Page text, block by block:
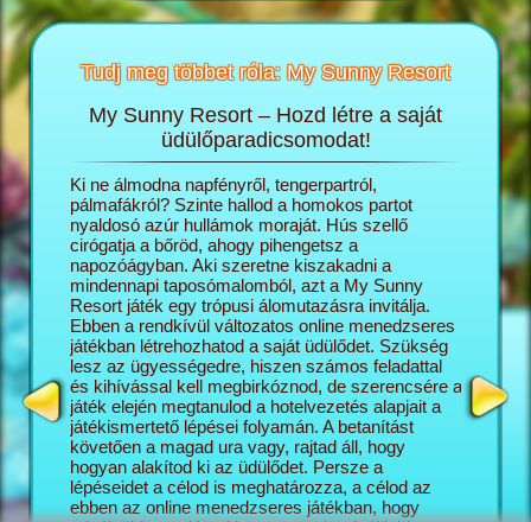
Tudj meg többet róla: My Sunny Resort
My Sunny Resort – Hozd létre a saját
üdülőparadicsomodat!
Ki ne álmodna napfényről, tengerpartról,
pálmafákról? Szinte hallod a homokos partot
nyaldosó azúr hullámok moraját. Hús szellő
cirógatja a bőröd, ahogy pihengetsz a
napozóágyban. Aki szeretne kiszakadni a
mindennapi taposómalomból, azt a My Sunny
Resort játék egy trópusi álomutazásra invitálja.
Ebben a rendkívül változatos online menedzseres
játékban létrehozhatod a saját üdülődet. Szükség
lesz az ügyességedre, hiszen számos feladattal
és kihívással kell megbirkóznod, de szerencsére a
játék elején megtanulod a hotelvezetés alapjait a
játékismertető lépései folyamán. A betanítást
követően a magad ura vagy, rajtad áll, hogy
hogyan alakítod ki az üdülődet. Persze a
lépéseidet a célod is meghatározza, a célod az
ebben az online menedzseres játékban, hogy
A My
saját
mégis